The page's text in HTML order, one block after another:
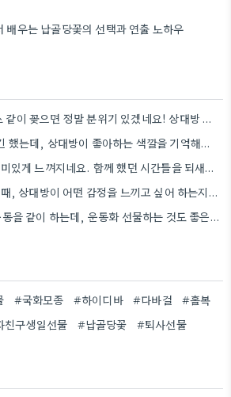
배우는 납골당꽃의 선택과 연출 노하우
안개꽃이랑 유칼립투스 같이 꽂으면 정말 분위기 있겠네요! 상대방 취향 생각하는 것도 좋지만, 꽃말도 고려하면 센스+
꽃말도 꼼꼼히 확인하긴 했는데, 상대방이 좋아하는 색깔을 기억해두는 게 더 센스 있을 것 같아요.
21송이 장미가 정말 의미있게 느껴지네요. 함께 했던 시간들을 되새기며 선물을 고른다는 마음이 잘 전달될 것…
꽃말에 따라 꽃을 고를 때, 상대방이 어떤 감정을 느끼고 싶어 하는지 생각하는 게 정말 좋은…
맞아요. 저희 부부도 운동을 같이 하는데, 운동화 선물하는 것도 좋은 생각이었네요. 꽃과 함께라면 더 센스…
#국화모종 #하이디바 #다바걸
#홀복
친구생일선물 #납골당꽃 #퇴사선물